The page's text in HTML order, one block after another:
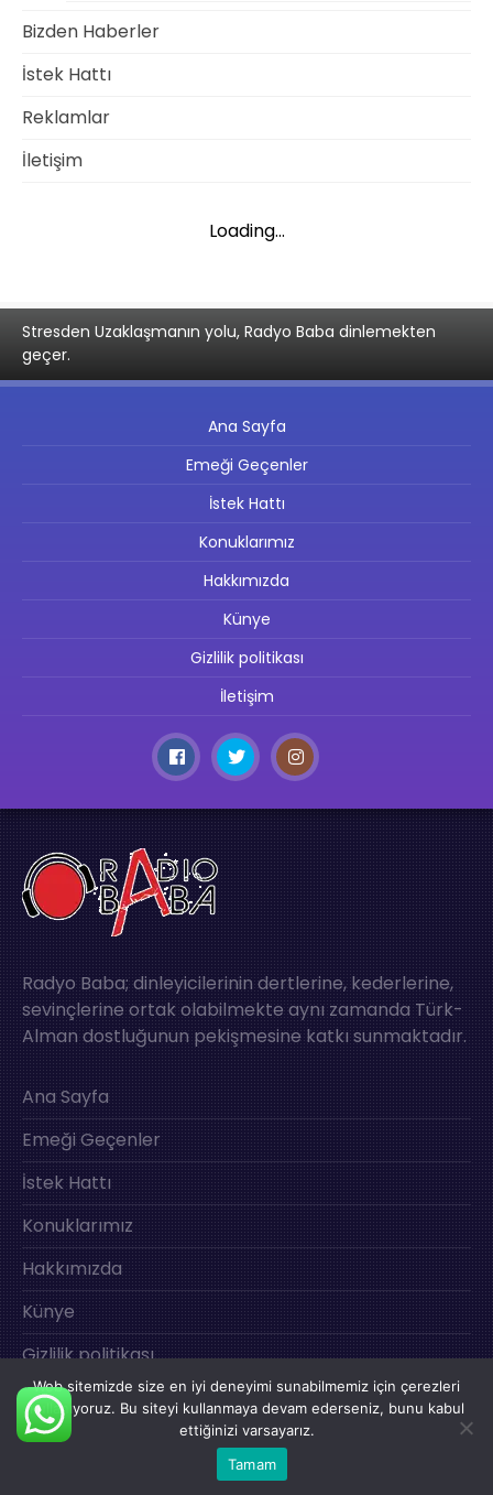
Bizden Haberler
İstek Hattı
Reklamlar
İletişim
Loading...
Stresden Uzaklaşmanın yolu, Radyo Baba dinlemekten
geçer.
Ana Sayfa
Emeği Geçenler
İstek Hattı
Konuklarımız
Hakkımızda
Künye
Gizlilik politikası
İletişim
Radyo Baba; dinleyicilerinin dertlerine, kederlerine,
sevinçlerine ortak olabilmekte aynı zamanda Türk-
Alman dostluğunun pekişmesine katkı sunmaktadır.
Ana Sayfa
Emeği Geçenler
İstek Hattı
Konuklarımız
Hakkımızda
Künye
Gizlilik politikası
İletişim
Web sitemizde size en iyi deneyimi sunabilmemiz için çerezleri
kullanıyoruz. Bu siteyi kullanmaya devam ederseniz, bunu kabul
ettiğinizi varsayarız.
Tamam